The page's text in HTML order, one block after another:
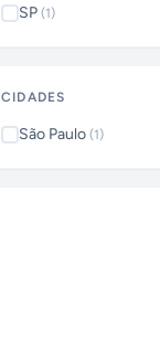
SP (1)
CIDADES
São Paulo (1)